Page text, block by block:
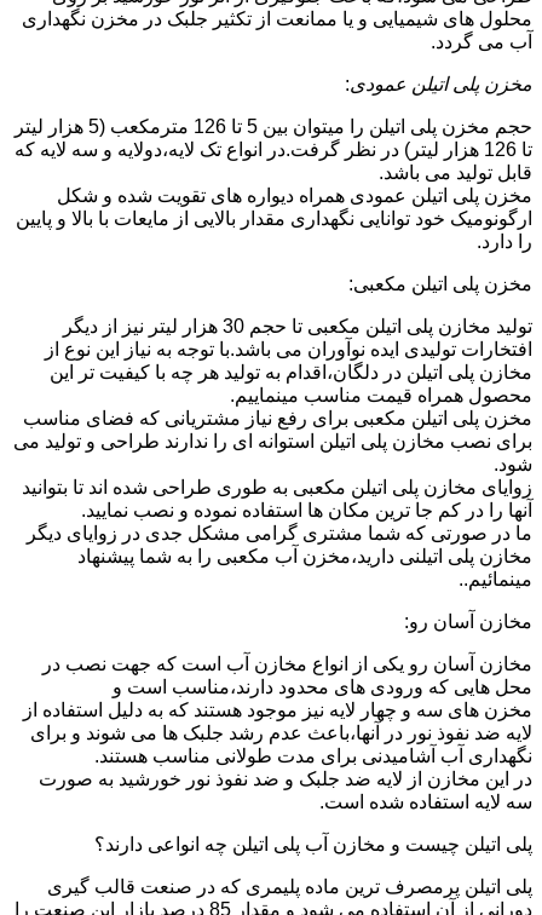
محلول های شیمیایی و یا ممانعت از تکثیر جلبک در مخزن نگهداری
آب می گردد.
مخزن پلی اتیلن عمودی:
حجم مخزن پلی اتیلن را میتوان بین 5 تا 126 مترمکعب (5 هزار لیتر
تا 126 هزار لیتر) در نظر گرفت.در انواع تک لایه،دولایه و سه لایه که
قابل تولید می باشد.
مخزن پلی اتیلن عمودی همراه دیواره های تقویت شده و شکل
ارگونومیک خود توانایی نگهداری مقدار بالایی از مایعات با بالا و پایین
را دارد.
مخزن پلی اتیلن مکعبی:
تولید مخازن پلی اتیلن مکعبی تا حجم 30 هزار لیتر نیز از دیگر
افتخارات تولیدی ایده نوآوران می باشد.با توجه به نیاز این نوع از
مخازن پلی اتیلن در دلگان،اقدام به تولید هر چه با کیفیت تر این
محصول همراه قیمت مناسب مینماییم.
مخزن پلی اتیلن مکعبی برای رفع نیاز مشتریانی که فضای مناسب
برای نصب مخازن پلی اتیلن استوانه ای را ندارند طراحی و تولید می
شود.
زوایای مخازن پلی اتیلن مکعبی به طوری طراحی شده اند تا بتوانید
آنها را در کم جا ترین مکان ها استفاده نموده و نصب نمایید.
ما در صورتی که شما مشتری گرامی مشکل جدی در زوایای دیگر
مخازن پلی اتیلنی دارید،مخزن آب مکعبی را به شما پیشنهاد
مینمائیم..
مخازن آسان رو:
مخازن آسان رو یکی از انواع مخازن آب است که جهت نصب در
محل هایی که ورودی های محدود دارند،مناسب است و
مخزن های سه و چهار لایه نیز موجود هستند که به دلیل استفاده از
لایه ضد نفوذ نور در آنها،باعث عدم رشد جلبک ها می شوند و برای
نگهداری آب آشامیدنی برای مدت طولانی مناسب هستند.
در این مخازن از لایه ضد جلبک و ضد نفوذ نور خورشید به صورت
سه لایه استفاده شده است.
پلی اتیلن چیست و مخازن آب پلی اتیلن چه انواعی دارند؟
پلی اتیلن پرمصرف ترین ماده پلیمری که در صنعت قالب گیری
دورانی از آن استفاده می شود و مقدار 85 درصد بازار این صنعت را